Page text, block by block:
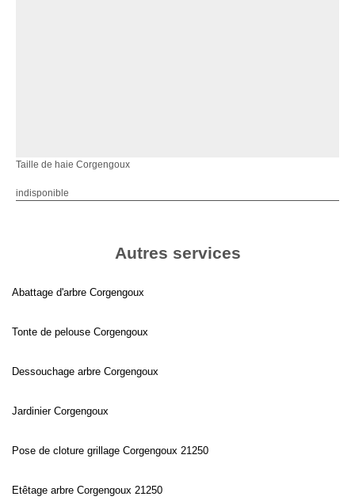
Taille de haie Corgengoux
indisponible
Autres services
Abattage d'arbre Corgengoux
Tonte de pelouse Corgengoux
Dessouchage arbre Corgengoux
Jardinier Corgengoux
Pose de cloture grillage Corgengoux 21250
Etêtage arbre Corgengoux 21250